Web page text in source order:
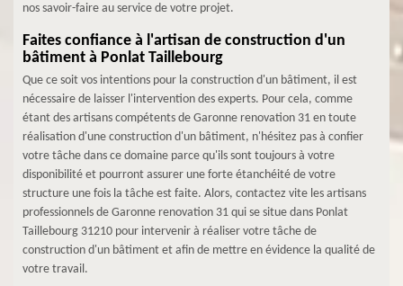
nos savoir-faire au service de votre projet.
Faites confiance à l'artisan de construction d'un
bâtiment à Ponlat Taillebourg
Que ce soit vos intentions pour la construction d'un bâtiment, il est
nécessaire de laisser l'intervention des experts. Pour cela, comme
étant des artisans compétents de Garonne renovation 31 en toute
réalisation d'une construction d'un bâtiment, n'hésitez pas à confier
votre tâche dans ce domaine parce qu'ils sont toujours à votre
disponibilité et pourront assurer une forte étanchéité de votre
structure une fois la tâche est faite. Alors, contactez vite les artisans
professionnels de Garonne renovation 31 qui se situe dans Ponlat
Taillebourg 31210 pour intervenir à réaliser votre tâche de
construction d'un bâtiment et afin de mettre en évidence la qualité de
votre travail.